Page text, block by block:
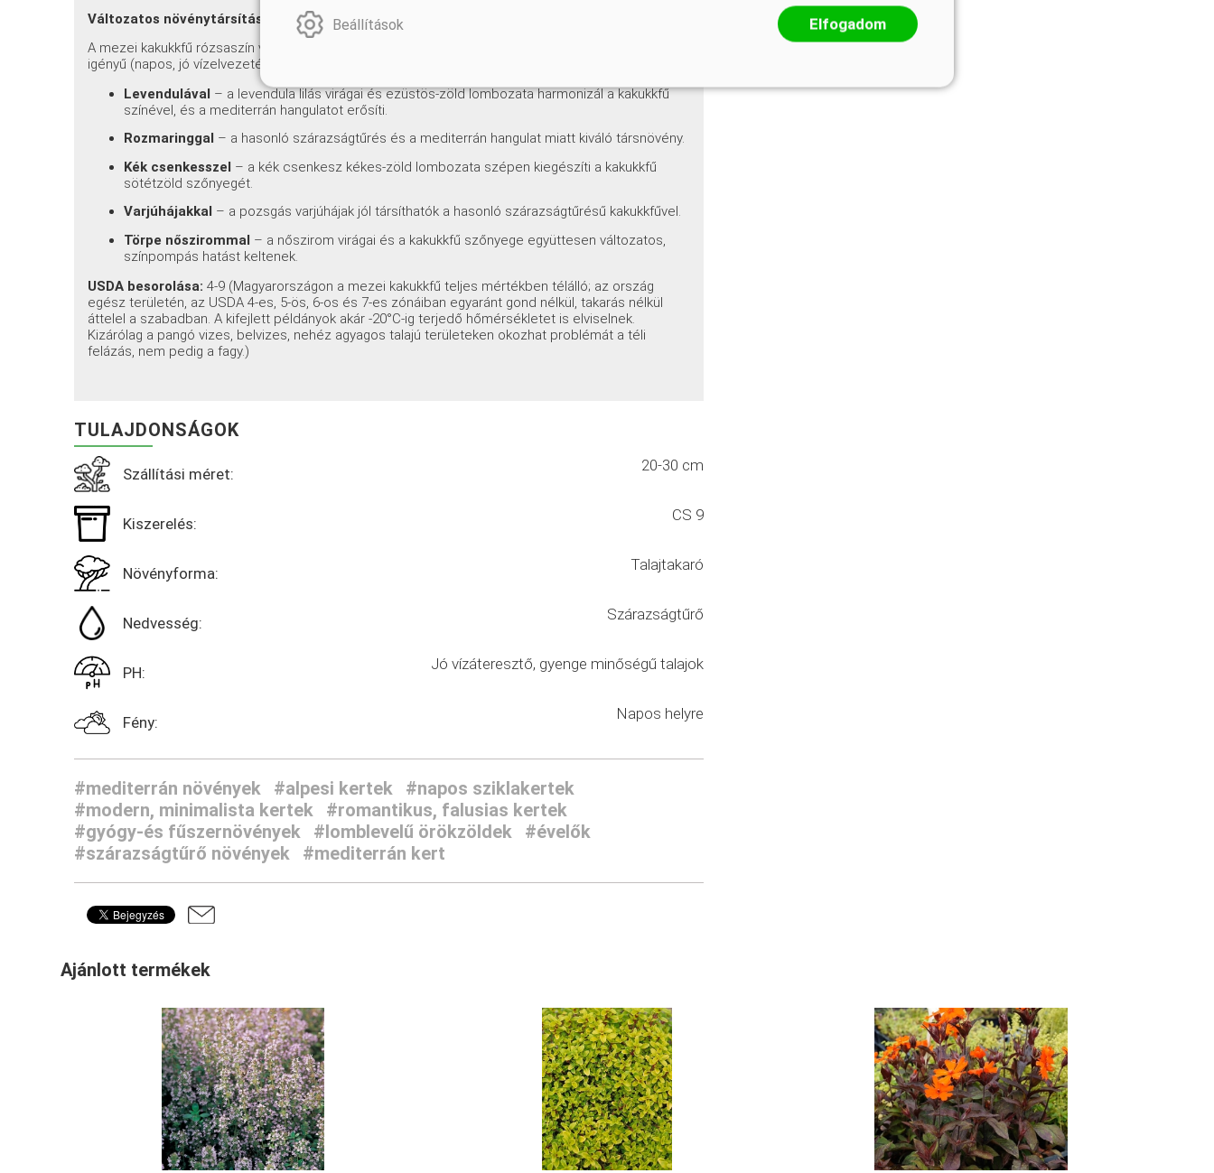
Változatos növénytársítások (társítási javaslatok)
A mezei kakukkfű rózsaszín virágai és sötétzöld lombozata számos más, hasonló termőhelyi
igényű (napos, jó vízelvezetésű, száraz talajú) növénnyel kombinálhatók:
Levendulával – a levendula lilás virágai és ezüstös-zöld lombozata harmonizál a kakukkfű
színével, és a mediterrán hangulatot erősíti.
Rozmaringgal – a hasonló szárazságtűrés és a mediterrán hangulat miatt kiváló társnövény.
Kék csenkesszel – a kék csenkesz kékes-zöld lombozata szépen kiegészíti a kakukkfű
sötétzöld szőnyegét.
Varjúhájakkal – a pozsgás varjúhájak jól társíthatók a hasonló szárazságtűrésű kakukkfűvel.
Törpe nőszirommal – a nőszirom virágai és a kakukkfű szőnyege együttesen változatos,
színpompás hatást keltenek.
USDA besorolása: 4-9 (Magyarországon a mezei kakukkfű teljes mértékben télálló; az ország
egész területén, az USDA 4-es, 5-ös, 6-os és 7-es zónáiban egyaránt gond nélkül, takarás nélkül
áttelel a szabadban. A kifejlett példányok akár -20°C-ig terjedő hőmérsékletet is elviselnek.
Kizárólag a pangó vizes, belvizes, nehéz agyagos talajú területeken okozhat problémát a téli
felázás, nem pedig a fagy.)
TULAJDONSÁGOK
Szállítási méret: 20-30 cm
Kiszerelés: CS 9
Növényforma: Talajtakaró
Nedvesség: Szárazságtűrő
PH: Jó vízáteresztő, gyenge minőségű talajok
Fény: Napos helyre
#mediterrán növények #alpesi kertek
#napos sziklakertek
#modern, minimalista kertek
#romantikus, falusias kertek
#gyógy-és fűszernövények
#lomblevelű örökzöldek
#évelők
#szárazságtűrő növények
#mediterrán kert
Ajánlott termékek
Beállítások Elfogadom